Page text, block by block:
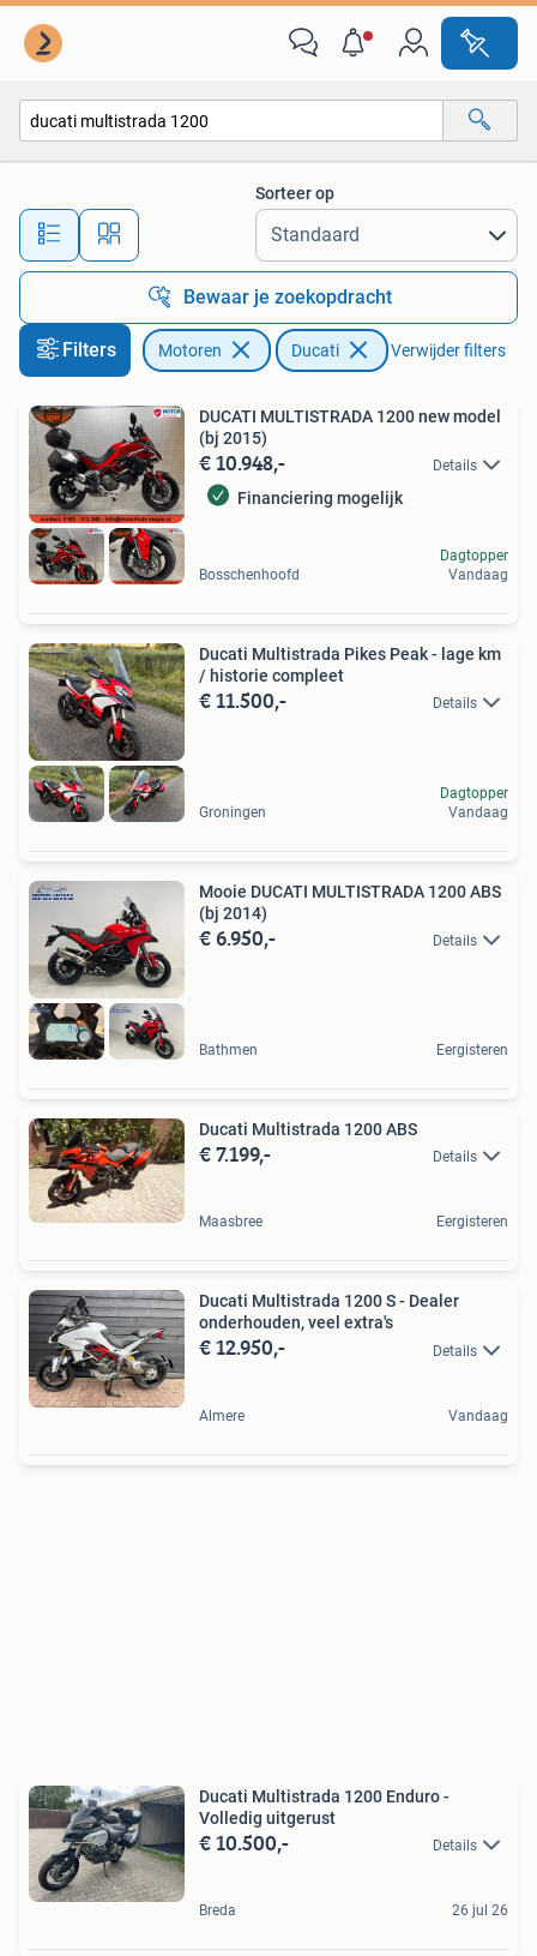
Alle afstanden…
Sorteer op
Bewaar je zoekopdracht
Filters Motoren Ducati Verwijder filters
DUCATI MULTISTRADA 1200 new model
(bj 2015)
€ 10.948,- Details
Financiering mogelijk
Bosschenhoofd
Dagtopper
Vandaag
Ducati Multistrada Pikes Peak - lage km
/ historie compleet
€ 11.500,- Details
Groningen
Dagtopper
Vandaag
Mooie DUCATI MULTISTRADA 1200 ABS
(bj 2014)
€ 6.950,- Details
Bathmen Eergisteren
Ducati Multistrada 1200 ABS
€ 7.199,- Details
Maasbree Eergisteren
Ducati Multistrada 1200 S - Dealer
onderhouden, veel extra's
€ 12.950,- Details
Almere Vandaag
Ducati Multistrada 1200 Enduro -
Volledig uitgerust
€ 10.500,- Details
Breda 26 jul 26